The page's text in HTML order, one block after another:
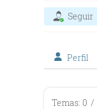
Seguir
Perfil
Temas: 0 /